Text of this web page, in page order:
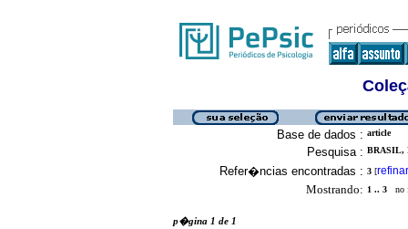
Base de dados : article
Pesquisa : BRASIL,
Refer�ncias encontradas : 3 [refinar
Mostrando: 1 .. 3 no
p�gina 1 de 1